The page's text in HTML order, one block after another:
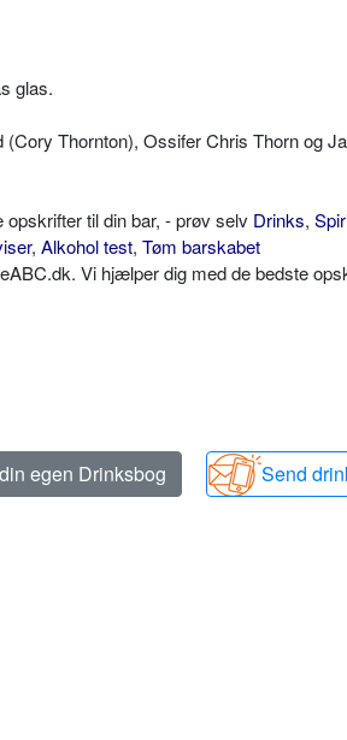
glas.
Thornton), Ossifer Chris Thorn og
til din bar, - prøv selv Drinks,
, Alkohol test, Tøm barskabet
Vi hjælper dig med de bedste
egen Drinksbog
Send